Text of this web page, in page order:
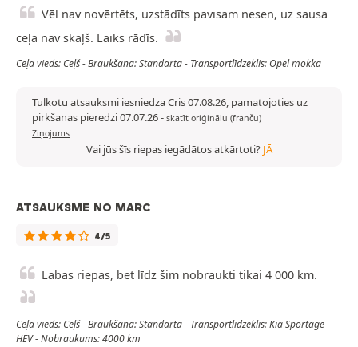
Vēl nav novērtēts, uzstādīts pavisam nesen, uz sausa
ceļa nav skaļš. Laiks rādīs.
Ceļa vieds: Ceļš - Braukšana: Standarta - Transportlīdzeklis: Opel mokka
Tulkotu atsauksmi iesniedza Cris 07.08.26, pamatojoties uz
pirkšanas pieredzi 07.07.26- skatīt oriģinālu (franču)
Ziņojums
Vai jūs šīs riepas iegādātos atkārtoti? JĀ
ATSAUKSME NO MARC
4/5
Labas riepas, bet līdz šim nobraukti tikai 4 000 km.
Ceļa vieds: Ceļš - Braukšana: Standarta - Transportlīdzeklis: Kia Sportage
HEV - Nobraukums: 4000 km